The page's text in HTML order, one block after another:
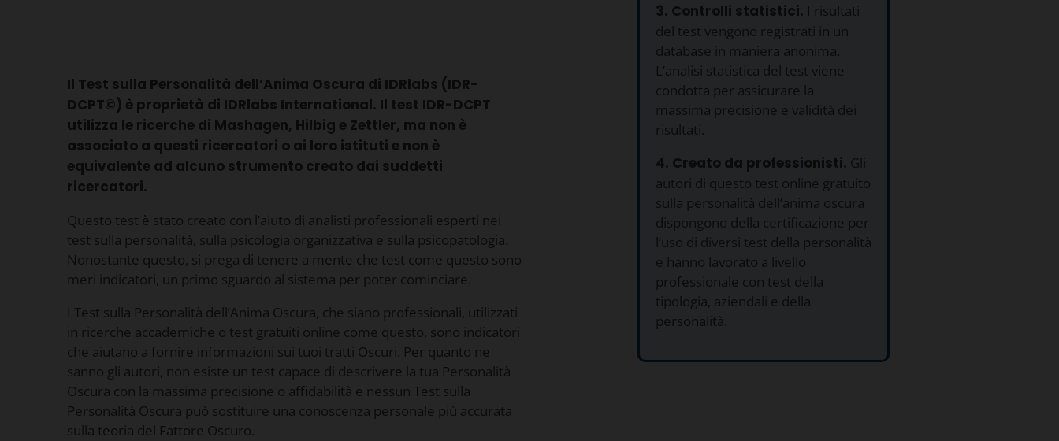
Il Test sulla Personalità dell’Anima Oscura di IDRlabs (IDR-
DCPT©) è proprietà di IDRlabs International. Il test IDR-DCPT
utilizza le ricerche di Mashagen, Hilbig e Zettler, ma non è
associato a questi ricercatori o ai loro istituti e non è
equivalente ad alcuno strumento creato dai suddetti
ricercatori.
Questo test è stato creato con l’aiuto di analisti professionali esperti nei
test sulla personalità, sulla psicologia organizzativa e sulla psicopatologia.
Nonostante questo, si prega di tenere a mente che test come questo sono
meri indicatori, un primo sguardo al sistema per poter cominciare.
I Test sulla Personalità dell’Anima Oscura, che siano professionali, utilizzati
in ricerche accademiche o test gratuiti online come questo, sono indicatori
che aiutano a fornire informazioni sui tuoi tratti Oscuri. Per quanto ne
sanno gli autori, non esiste un test capace di descrivere la tua Personalità
Oscura con la massima precisione o affidabilità e nessun Test sulla
Personalità Oscura può sostituire una conoscenza personale più accurata
sulla teoria del Fattore Oscuro.
3. Controlli statistici. I risultati
del test vengono registrati in un
database in maniera anonima.
L’analisi statistica del test viene
condotta per assicurare la
massima precisione e validità dei
risultati.
4. Creato da professionisti. Gli
autori di questo test online gratuito
sulla personalità dell’anima oscura
dispongono della certificazione per
l’uso di diversi test della personalità
e hanno lavorato a livello
professionale con test della
tipologia, aziendali e della
personalità.